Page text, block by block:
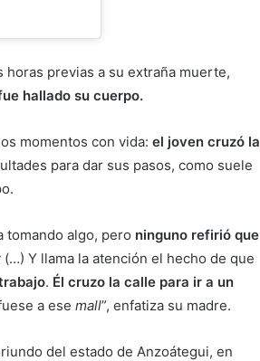
previas a su extraña muerte,
hallado su cuerpo.
momentos con vida: el joven cruzó la
para dar sus pasos, como suele
tomando algo, pero ninguno refirió que
(…) Y llama la atención el hecho de que
. Él cruzo la calle para ir a un
a ese mall”, enfatiza su madre.
del estado de Anzoátegui, en